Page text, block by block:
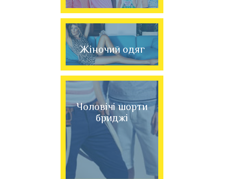
Жіночий одяг
Чоловічі шорти
бриджі